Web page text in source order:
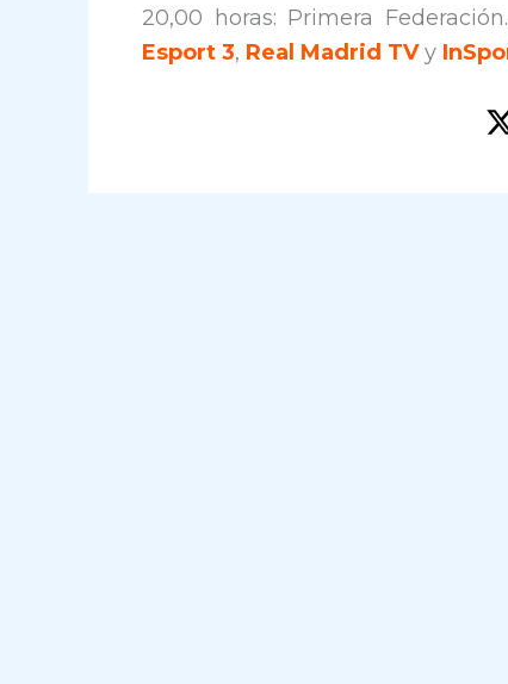
20,00 horas: Primera Federación.
Esport 3, Real Madrid TVy